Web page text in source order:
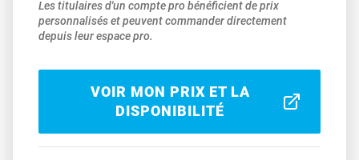
Les titulaires d'un compte pro bénéficient de prix
personnalisés et peuvent commander directement
depuis leur espace pro.
VOIR MON PRIX ET LA
DISPONIBILITÉ